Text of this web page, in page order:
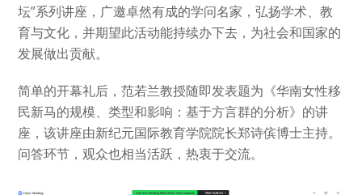
坛”系列讲座，广邀卓然有成的学问名家，弘扬学术、教
育与文化，并期望此活动能持续办下去，为社会和国家的
发展做出贡献。
简单的开幕礼后，范若兰教授随即发表题为《华南女性移
民新马的规模、类型和影响：基于方言群的分析》的讲
座，该讲座由新纪元国际教育学院院长郑诗傧博士主持。
问答环节，观众也相当活跃，热衷于交流。